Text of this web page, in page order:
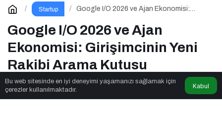
Startup
Google I/O 2026 ve Ajan Ekonomisi:
Google I/O 2026 ve Ajan
Ekonomisi: Girişimcinin Yeni
Rakibi Arama Kutusu
Bu web sitesinde en iyi deneyimi yaşamanızı sağlamak için
çerezler kullanılmaktadır.
Kabul